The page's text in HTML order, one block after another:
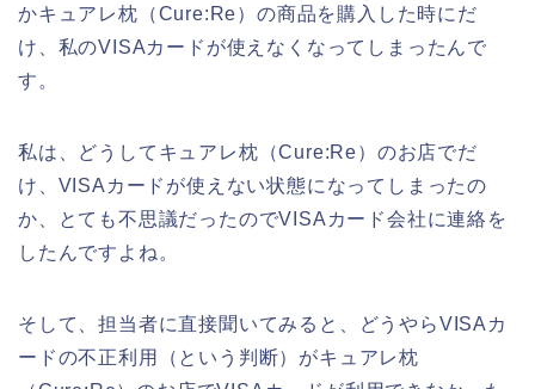
かキュアレ枕（Cure:Re）の商品を購入した時にだ
け、私のVISAカードが使えなくなってしまったんで
す。
私は、どうしてキュアレ枕（Cure:Re）のお店でだ
け、VISAカードが使えない状態になってしまったの
か、とても不思議だったのでVISAカード会社に連絡を
したんですよね。
そして、担当者に直接聞いてみると、どうやらVISAカ
ードの不正利用（という判断）がキュアレ枕